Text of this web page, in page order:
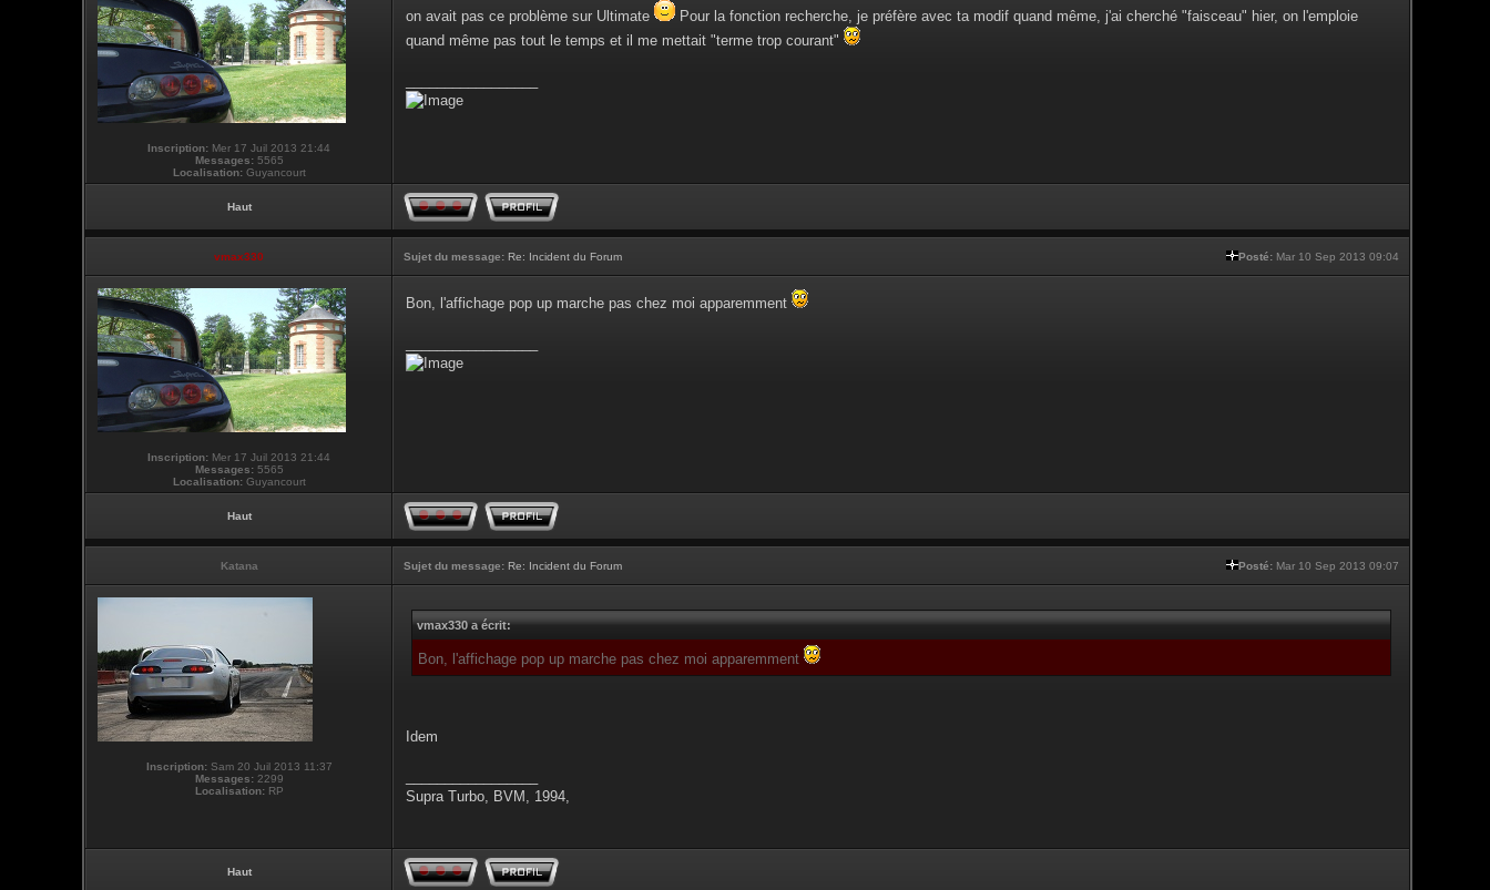
Inscription: Mer 17 Juil 2013 21:44
Messages:5565
Localisation:Guyancourt
on avait pas ce problème sur Ultimate
Pour la fonction recherche, je préfère avec ta modif quand même, j'ai cherché "faisceau" hier, on l'emploie
quand même pas tout le temps et il me mettait "terme trop courant"
Haut
vmax330 Sujet du message: Re: Incident du Forum Posté: Mar 10 Sep 2013 09:04
Inscription: Mer 17 Juil 2013 21:44
Messages:5565
Localisation:Guyancourt
Bon, l'affichage pop up marche pas chez moi apparemment
Haut
Katana Sujet du message: Re: Incident du Forum Posté: Mar 10 Sep 2013 09:07
Inscription:Sam 20 Juil 2013 11:37
Messages:2299
Localisation:RP
vmax330 a écrit:
Bon, l'affichage pop up marche pas chez moi apparemment
Idem
Supra Turbo, BVM, 1994,
Haut